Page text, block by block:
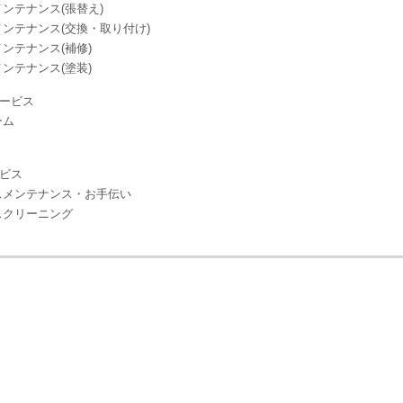
テナンス(張替え)
テナンス(交換・取り付け)
テナンス(補修)
テナンス(塗装)
ビス
ム
ス
メンテナンス・お手伝い
クリーニング